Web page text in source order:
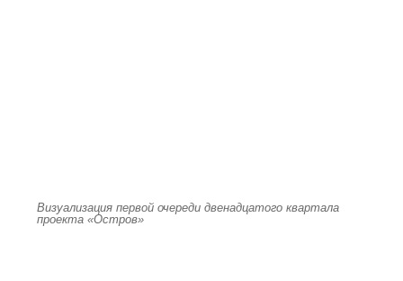
Визуализация первой очереди двенадцатого квартала
проекта «Остров»